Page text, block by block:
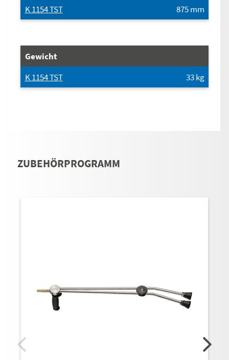
K 1154 TST
875mm
Gewicht
K 1154 TST
33kg
ZUBEHÖRPROGRAMM